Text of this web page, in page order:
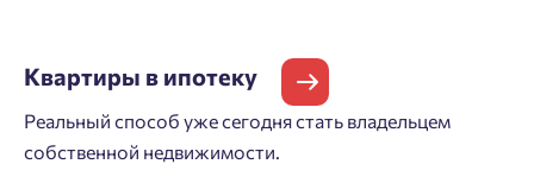
Квартиры в ипотеку
Реальный способ уже сегодня стать владельцем
собственной недвижимости.